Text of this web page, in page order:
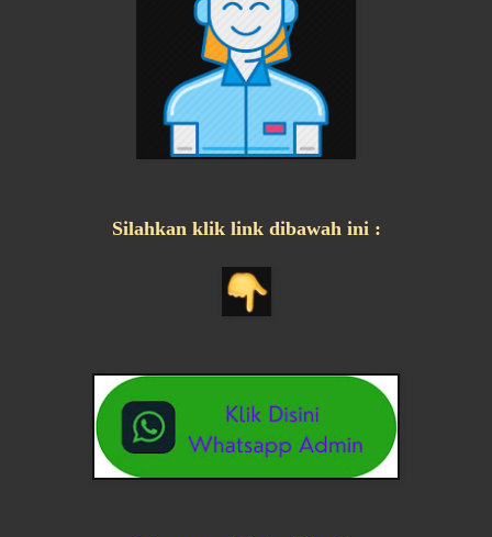
Silahkan klik link dibawah ini :